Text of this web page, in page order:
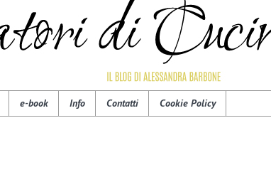
e-book Info Contatti Cookie Policy